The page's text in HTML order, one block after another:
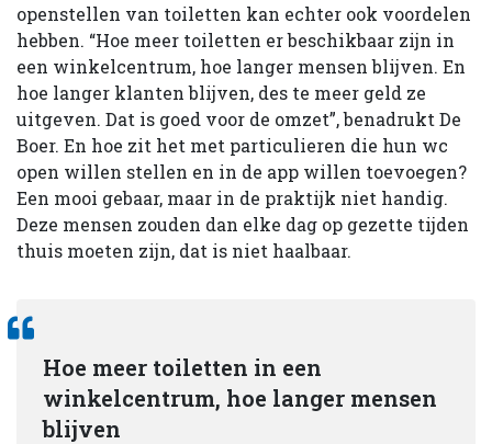
openstellen van toiletten kan echter ook voordelen
hebben. “Hoe meer toiletten er beschikbaar zijn in
een winkelcentrum, hoe langer mensen blijven. En
hoe langer klanten blijven, des te meer geld ze
uitgeven. Dat is goed voor de omzet”, benadrukt De
Boer. En hoe zit het met particulieren die hun wc
open willen stellen en in de app willen toevoegen?
Een mooi gebaar, maar in de praktijk niet handig.
Deze mensen zouden dan elke dag op gezette tijden
thuis moeten zijn, dat is niet haalbaar.
Hoe meer toiletten in een
winkelcentrum, hoe langer mensen
blijven